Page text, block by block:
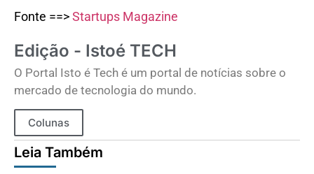
Fonte ==>Startups Magazine
Edição - Istoé TECH
O Portal Isto é Tech é um portal de notícias sobre o
mercado de tecnologia do mundo.
Colunas
Leia Também